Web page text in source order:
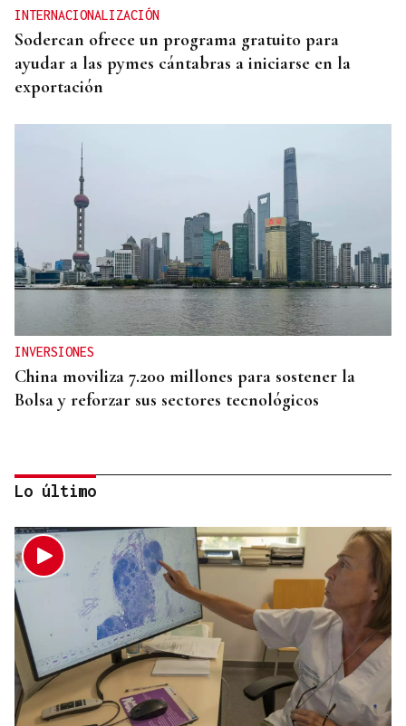
INTERNACIONALIZACIÓN
Sodercan ofrece un programa gratuito para
ayudar a las pymes cántabras a iniciarse en la
exportación
INVERSIONES
China moviliza 7.200 millones para sostener la
Bolsa y reforzar sus sectores tecnológicos
CRISIS ARANCELARIA
EEUU ha reembolsado 100.000 millones de dólares
de los aranceles declarados ilegales
Lo último